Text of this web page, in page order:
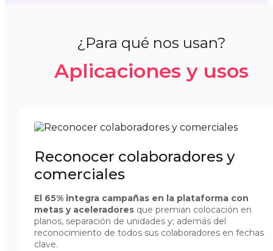
¿Para qué nos usan?
Aplicaciones y usos
Reconocer colaboradores y
comerciales
El 65% integra campañas en la plataforma con
metas y aceleradores que premian colocación en
planos, separación de unidades y; además del
reconocimiento de todos sus colaboradores en fechas
clave.